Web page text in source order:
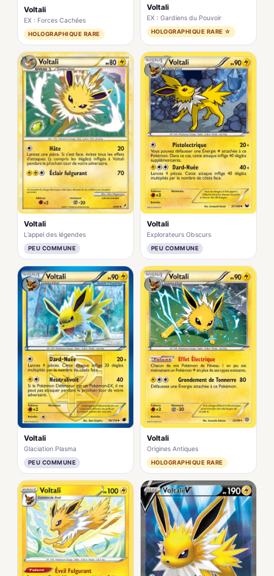
Voltali
EX : Forces Cachées
HOLOGRAPHIQUE RARE
Voltali
EX : Gardiens du Pouvoir
HOLOGRAPHIQUE RARE ☆
Voltali
L’appel des légendes
PEU COMMUNE
Voltali
Explorateurs Obscurs
PEU COMMUNE
Voltali
Glaciation Plasma
PEU COMMUNE
Voltali
Origines Antiques
HOLOGRAPHIQUE RARE